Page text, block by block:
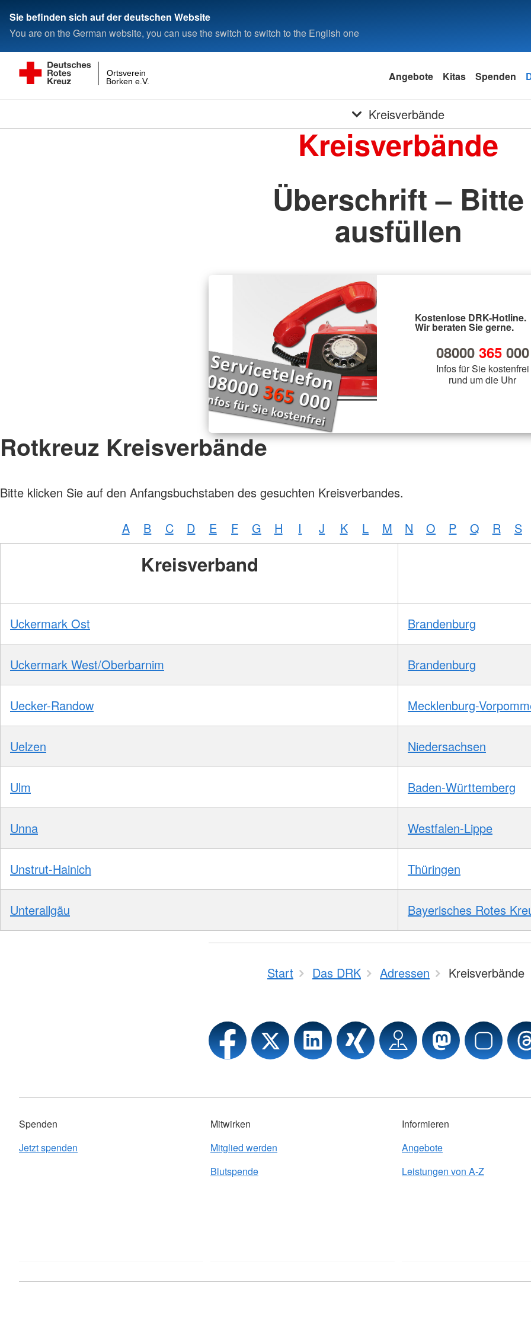
Sie befinden sich auf der deutschen Website
You are on the German website, you can use the switch to switch to the English one
Borken e.V.
Ortsverein Angebote Kitas Spenden
Kreisverbände
Kreisverbände
Überschrift – Bitte
ausfüllen
Kostenlose DRK-Hotline.
Wir beraten Sie gerne.
08000 365000
Infos für Sie kostenfrei
rund um die Uhr
Rotkreuz Kreisverbände
Bitte klicken Sie auf den Anfangsbuchstaben des gesuchten Kreisverbandes.
A B C D E F G H I J K L M N O P Q R S
Kreisverband
Uckermark Ost Brandenburg
Uckermark West/Oberbarnim Brandenburg
Uecker-Randow Mecklenburg-
Uelzen Niedersachsen
Ulm Baden-Württemberg
Unna Westfalen-Lippe
Unstrut-Hainich Thüringen
Unterallgäu Bayerisches Rotes
Start Das DRK Adressen Kreisverbände
Spenden
Jetzt spenden
Mitwirken
Mitglied werden
Blutspende
Informieren
Angebote
Leistungen von A-Z